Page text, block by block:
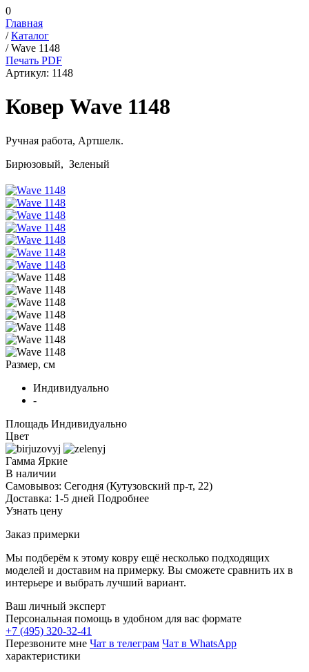
0
Главная
/Каталог
/Wave 1148
Печать PDF
Артикул: 1148
Ковер Wave 1148
Ручная работа, Артшелк.
Бирюзовый, Зеленый
Размер, см
Индивидуально
-
Площадь Индивидуально
Цвет
Гамма Яркие
В наличии
Самовывоз: Сегодня (Кутузовский пр-т, 22)
Доставка: 1-5 дней Подробнее
Узнать цену
Заказ примерки
Мы подберём к этому ковру ещё несколько подходящих
моделей и доставим на примерку. Вы сможете сравнить их в
интерьере и выбрать лучший вариант.
Ваш личный эксперт
Персональная помощь в удобном для вас формате
+7 (495) 320-32-41
Перезвоните мне Чат в телеграм Чат в WhatsApp
характеристики